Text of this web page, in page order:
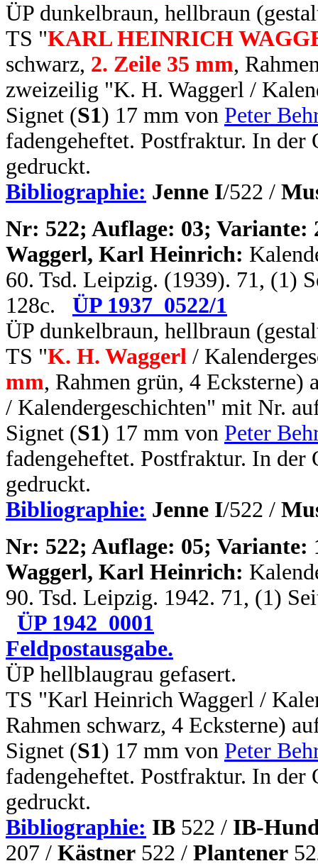
ÜP dunkelbraun, hellbraun
TS "KARL HEINRICH
schwarz, 2. Zeile 35 mm,
zweizeilig "K. H. Waggerl /
Signet (S1) 17 mm von Peter
fadengeheftet. Postfraktur. In
gedruckt.
Bibliographie: Jenne I/522 /
Nr: 522; Auflage: 03; Variante:
Waggerl, Karl Heinrich:
60. Tsd. Leipzig. (1939). 71, (1)
128c.
ÜP 1937_0522/1
ÜP dunkelbraun, hellbraun
TS "K. H. Waggerl /
mm, Rahmen grün, 4
/ Kalendergeschichten" mit Nr.
Signet (S1) 17 mm von Peter
fadengeheftet. Postfraktur. In
gedruckt.
Bibliographie: Jenne I/522 /
Nr: 522; Auflage: 05; Variante:
Waggerl, Karl Heinrich:
90. Tsd. Leipzig. 1942. 71, (1)
ÜP 1942_0001
Feldpostausgabe.
ÜP hellblaugrau gefasert.
TS "Karl Heinrich Waggerl /
Rahmen schwarz, 4 Ecksterne)
Signet (S1) 17 mm von Peter
fadengeheftet. Postfraktur. In
gedruckt.
Bibliographie: IB 522 / IB-
207 / Kästner 522 / Plantener